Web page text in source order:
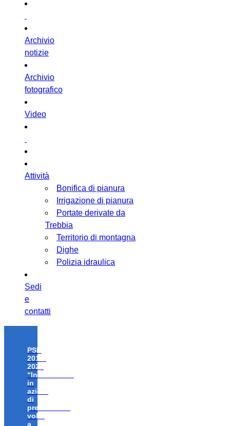
Archivio
notizie
Archivio
fotografico
Video
Attività
Bonifica di pianura
Irrigazione di pianura
Portate derivate da
Trebbia
Territorio di montagna
Dighe
Polizia idraulica
Sedi
e
contatti
PSR
2014-
2020
“Investimenti
in
azioni
di
prevenzione
volte
a